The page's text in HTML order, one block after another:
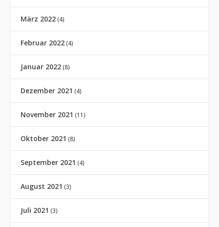
März 2022 (4)
Februar 2022 (4)
Januar 2022 (8)
Dezember 2021 (4)
November 2021 (11)
Oktober 2021 (8)
September 2021 (4)
August 2021 (3)
Juli 2021 (3)